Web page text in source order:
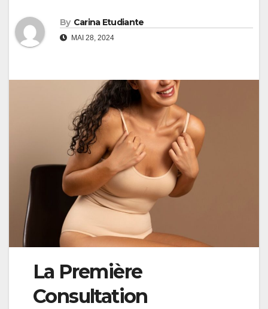
By Carina Etudiante
MAI 28, 2024
La Première
Consultation